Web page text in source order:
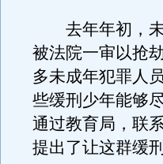
去年年初，未
被法院一审以抢
多未成年犯罪人
些缓刑少年能够
通过教育局，联
提出了让这群缓